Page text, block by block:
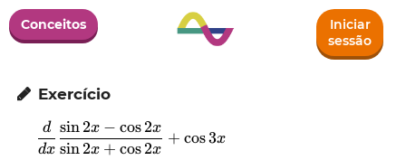
Conceitos
Iniciar
sessão
 Exercício
\frac{d}{dx}\frac{\sin2x-
dx
d
sin2x + cos2x
sin2x − cos2x
+ cos3x